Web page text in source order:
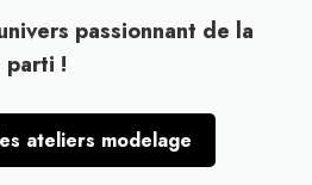
passionnant de la
parti !
ateliers modelage